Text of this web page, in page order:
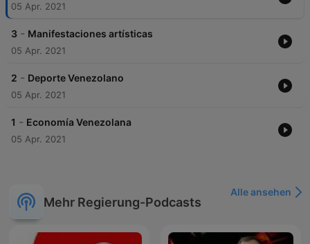
05 Apr. 2021
3 - Manifestaciones artísticas
05 Apr. 2021
2 - Deporte Venezolano
05 Apr. 2021
1 - Economía Venezolana
05 Apr. 2021
Mehr Regierung-Podcasts
Alle ansehen